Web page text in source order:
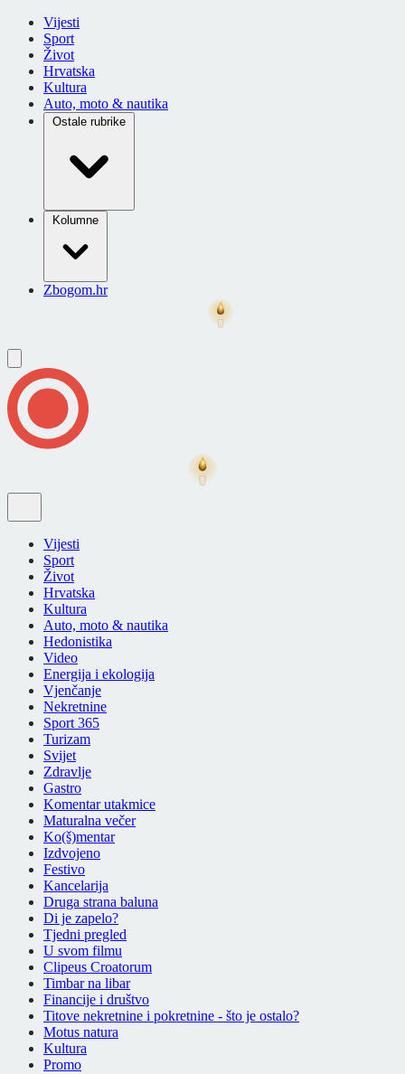
Vijesti
Sport
Život
Hrvatska
Kultura
Auto, moto & nautika
Ostale rubrike
Kolumne
Zbogom.hr
Vijesti
Sport
Život
Hrvatska
Kultura
Auto, moto & nautika
Hedonistika
Video
Energija i ekologija
Vjenčanje
Nekretnine
Sport 365
Turizam
Svijet
Zdravlje
Gastro
Komentar utakmice
Maturalna večer
Ko(š)mentar
Izdvojeno
Festivo
Kancelarija
Druga strana baluna
Di je zapelo?
Tjedni pregled
U svom filmu
Clipeus Croatorum
Timbar na libar
Financije i društvo
Titove nekretnine i pokretnine - što je ostalo?
Motus natura
Kultura
Promo